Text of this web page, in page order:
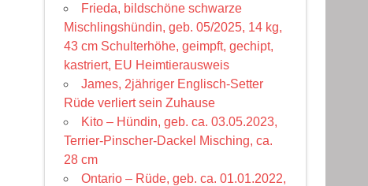
Frieda, bildschöne schwarze
Mischlingshündin, geb. 05/2025, 14 kg,
43 cm Schulterhöhe, geimpft, gechipt,
kastriert, EU Heimtierausweis
James, 2jähriger Englisch-Setter
Rüde verliert sein Zuhause
Kito – Hündin, geb. ca. 03.05.2023,
Terrier-Pinscher-Dackel Misching, ca.
28 cm
Ontario – Rüde, geb. ca. 01.01.2022,